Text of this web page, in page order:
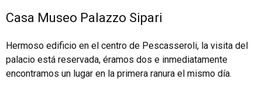
Casa Museo Palazzo Sipari
Hermoso edificio en el centro de Pescasseroli, la visita del
palacio está reservada, éramos dos e inmediatamente
encontramos un lugar en la primera ranura el mismo día.